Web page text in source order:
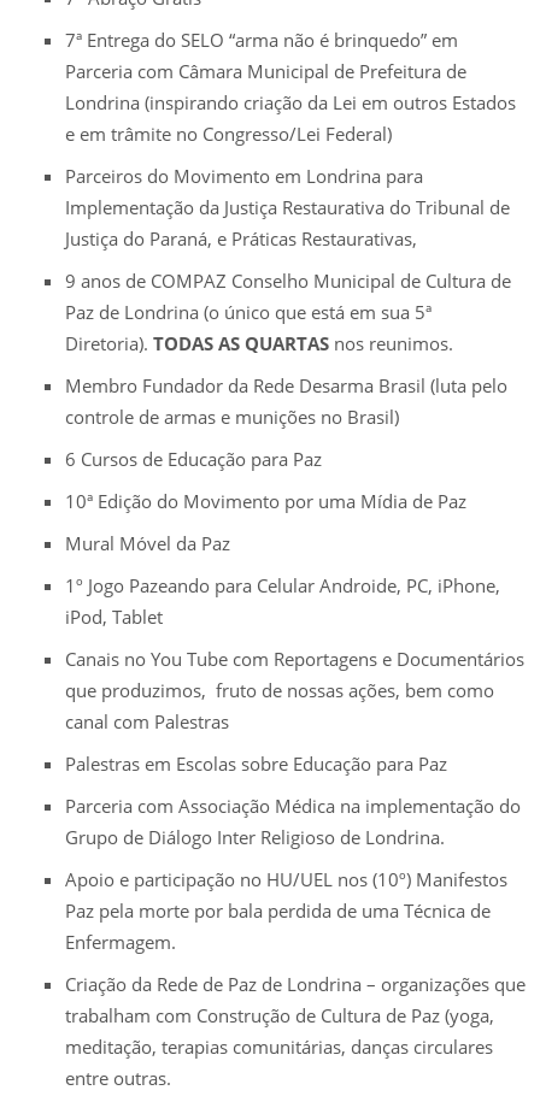
7ª Entrega do SELO “arma não é brinquedo” em
Parceria com Câmara Municipal de Prefeitura de
Londrina (inspirando criação da Lei em outros Estados
e em trâmite no Congresso/Lei Federal)
Parceiros do Movimento em Londrina para
Implementação da Justiça Restaurativa do Tribunal de
Justiça do Paraná, e Práticas Restaurativas,
9 anos de COMPAZ Conselho Municipal de Cultura de
Paz de Londrina (o único que está em sua 5ª
Diretoria). TODAS AS QUARTASnos reunimos.
Membro Fundador da Rede Desarma Brasil (luta pelo
controle de armas e munições no Brasil)
6 Cursos de Educação para Paz
10ª Edição do Movimento por uma Mídia de Paz
Mural Móvel da Paz
1º Jogo Pazeando para Celular Androide, PC, iPhone,
iPod, Tablet
Canais no You Tube com Reportagens e Documentários
que produzimos, fruto de nossas ações, bem como
canal com Palestras
Palestras em Escolas sobre Educação para Paz
Parceria com Associação Médica na implementação do
Grupo de Diálogo Inter Religioso de Londrina.
Apoio e participação no HU/UEL nos (10º) Manifestos
Paz pela morte por bala perdida de uma Técnica de
Enfermagem.
Criação da Rede de Paz de Londrina – organizações que
trabalham com Construção de Cultura de Paz (yoga,
meditação, terapias comunitárias, danças circulares
entre outras.